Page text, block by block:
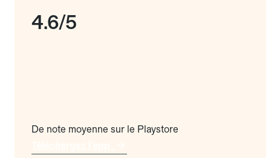
4.6/5
De note moyenne sur le Playstore